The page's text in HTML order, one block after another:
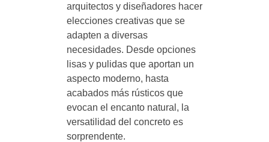
arquitectos y diseñadores hacer
elecciones creativas que se
adapten a diversas
necesidades. Desde opciones
lisas y pulidas que aportan un
aspecto moderno, hasta
acabados más rústicos que
evocan el encanto natural, la
versatilidad del concreto es
sorprendente.